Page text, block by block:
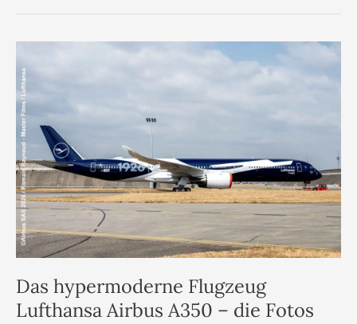
Das hypermoderne Flugzeug
Lufthansa Airbus A350 – die Fotos